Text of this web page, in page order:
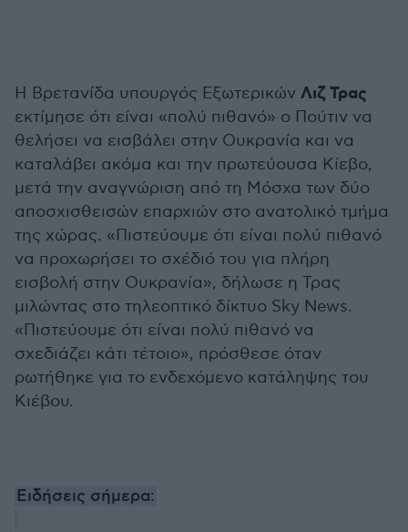
Η Βρετανίδα υπουργός Εξωτερικών Λιζ Τρας
εκτίμησε ότι είναι «πολύ πιθανό» ο Πούτιν να
θελήσει να εισβάλει στην Ουκρανία και να
καταλάβει ακόμα και την πρωτεύουσα Κίεβο,
μετά την αναγνώριση από τη Μόσχα των δύο
αποσχισθεισών επαρχιών στο ανατολικό τμήμα
της χώρας. «Πιστεύουμε ότι είναι πολύ πιθανό
να προχωρήσει το σχέδιό του για πλήρη
εισβολή στην Ουκρανία», δήλωσε η Τρας
μιλώντας στο τηλεοπτικό δίκτυο Sky News.
«Πιστεύουμε ότι είναι πολύ πιθανό να
σχεδιάζει κάτι τέτοιο», πρόσθεσε όταν
ρωτήθηκε για το ενδεχόμενο κατάληψης του
Κιέβου.
Ειδήσεις σήμερα: